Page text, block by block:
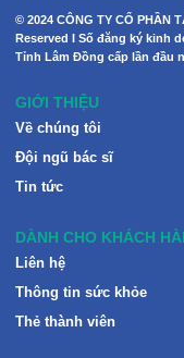
© 2024 CÔNG TY CỔ PHẦN
Reserved I Số đăng ký kinh
Tỉnh Lâm Đồng cấp lần đầu
GIỚI THIỆU
Về chúng tôi
Đội ngũ bác sĩ
Tin tức
DÀNH CHO KHÁCH
Liên hệ
Thông tin sức khỏe
Thẻ thành viên